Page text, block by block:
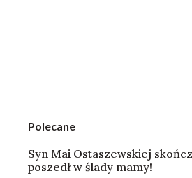
Polecane
Syn Mai Ostaszewskiej
poszedł w ślady mamy!